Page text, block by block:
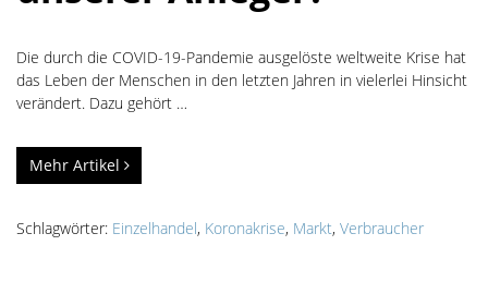
Die durch die COVID-19-Pandemie ausgelöste weltweite Krise hat
das Leben der Menschen in den letzten Jahren in vielerlei Hinsicht
verändert. Dazu gehört …
Mehr Artikel
Schlagwörter: Einzelhandel, Koronakrise, Markt, Verbraucher